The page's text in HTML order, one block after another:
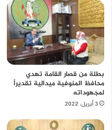
بطلة من قصار القامة تهدي
محافظ المنوفية ميدالية تقديراً
لمجهوداته
3 أبريل، 2022